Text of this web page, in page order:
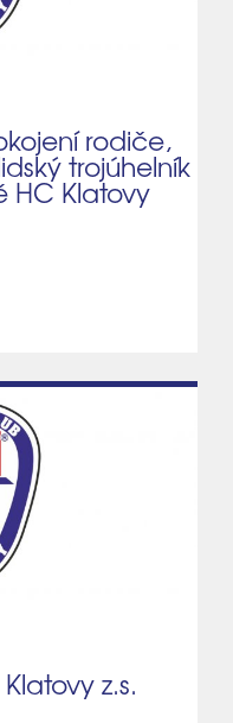
rodiče,
trojúhelník
HC Klatovy
z.s.